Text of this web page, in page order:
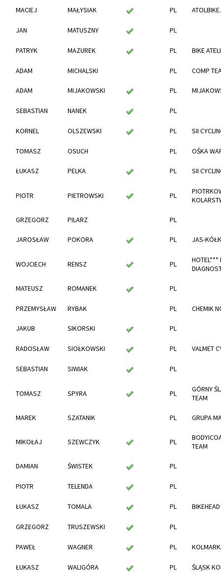
MACIEJ MAŁYSIAK PL
JAN MATUSZNY PL
PATRYK MAZUREK PL BIKE
ADAM MICHALSKI PL COMP
ADAM MIJAKOWSKI PL
SEBASTIAN NANEK PL
KORNEL OLSZEWSKI PL SII
TOMASZ OSUCH PL OŚKA
ŁUKASZ PELKA PL SII
PIOTR PIETROWSKI PL
GRZEGORZ PILARZ PL
JAROSŁAW POKORA PL JAS-
WOJCIECH RENSZ PL
HOTEL***
MATEUSZ ROMANEK PL
PRZEMYSŁAW RYBAK PL CHEMIK
JAKUB SIKORSKI PL
RADOSŁAW SIOŁKOWSKI PL VALMET
SEBASTIAN SIWIAK PL
TOMASZ SPYRA PL
GÓRNY
TEAM
MAREK SZATANIK PL GRUPA
MIKOŁAJ SZEWCZYK PL
TEAM
DAMIAN ŚWISTEK PL
PIOTR TELENDA PL
ŁUKASZ TOMALA PL BIKEHEAD
GRZEGORZ TRUSZEWSKI PL
PAWEŁ WAGNER PL
ŁUKASZ WALIGÓRA PL ŚLĄSK